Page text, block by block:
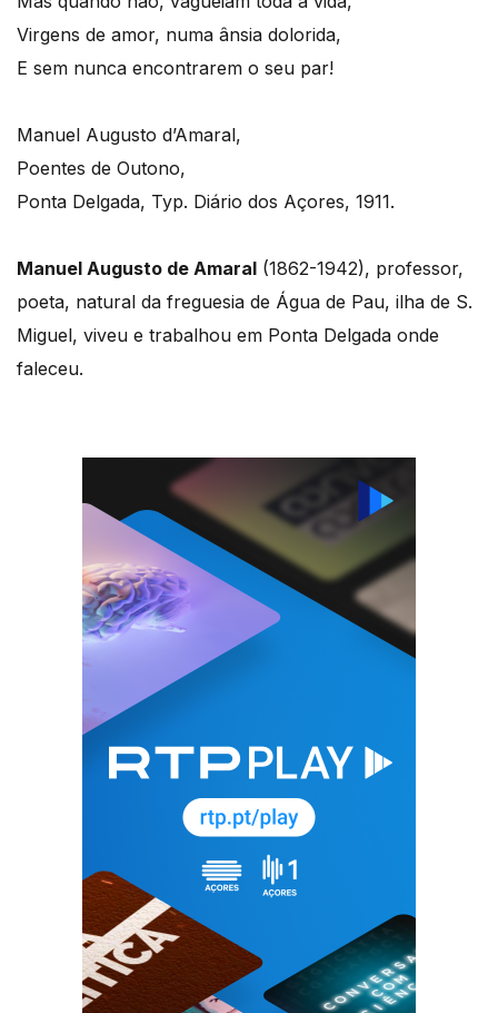
Virgens de amor, numa ânsia dolorida,
E sem nunca encontrarem o seu par!
Manuel Augusto d’Amaral,
Poentes de Outono,
Ponta Delgada, Typ. Diário dos Açores, 1911.
Manuel Augusto de Amaral (1862-1942), professor,
poeta, natural da freguesia de Água de Pau, ilha de S.
Miguel, viveu e trabalhou em Ponta Delgada onde
faleceu.